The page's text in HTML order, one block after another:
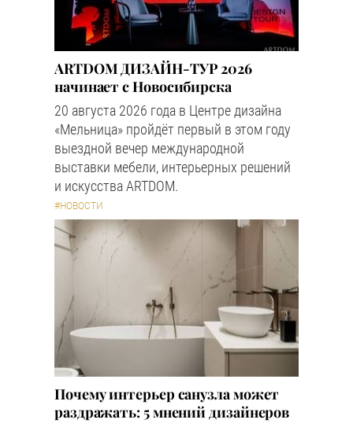
ARTDOM ДИЗАЙН-ТУР 2026
начинает с Новосибирска
20 августа 2026 года в Центре дизайна
«Мельница» пройдёт первый в этом году
выездной вечер международной
выставки мебели, интерьерных решений
и искусства ARTDOM.
#НОВОСТИ
Почему интерьер санузла может
раздражать: 5 мнений дизайнеров